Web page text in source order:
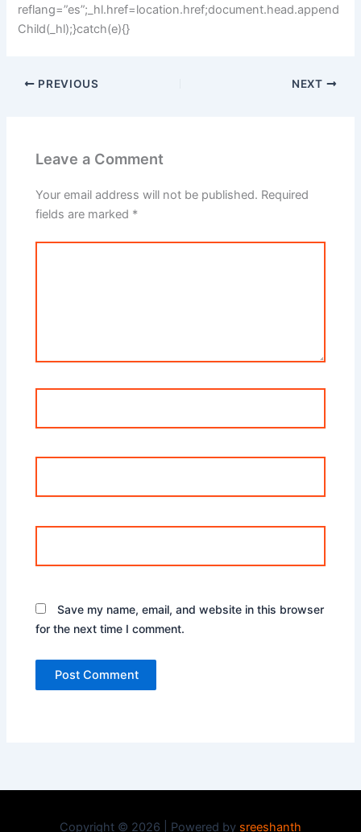
reflang=”es”;_hl.href=location.href;document.head.append
Child(_hl);}catch(e){}
PREVIOUS NEXT
Leave a Comment
Your email address will not be published. Required
fields are marked *
Save my name, email, and website in this browser
for the next time I comment.
Copyright © 2026 | Powered by sreeshanth